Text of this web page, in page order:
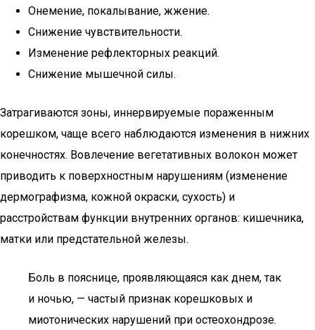
Онемение, покалывание, жжение.
Снижение чувствительности.
Изменение рефлекторных реакций.
Снижение мышечной силы.
Затрагиваются зоны, иннервируемые пораженным
корешком, чаще всего наблюдаются изменения в нижних
конечностях. Вовлечение вегетативных волокон может
приводить к поверхностным нарушениям (изменение
дермографизма, кожной окраски, сухость) и
расстройствам функции внутренних органов: кишечника,
матки или предстательной железы.
Боль в пояснице, проявляющаяся как днем, так
и ночью, — частый признак корешковых и
миотонических нарушений при остеохондрозе.